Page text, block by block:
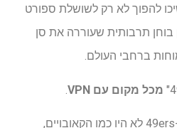
להפוך לא רק לשושלת ספורט
בוחן תרבותית שעוררה את סן
ברחבי העולם.
מכל מקום עם VPN
אנשים אוהבים מנצח, אבל ה-49ers לא היו כמו הקאובויים,